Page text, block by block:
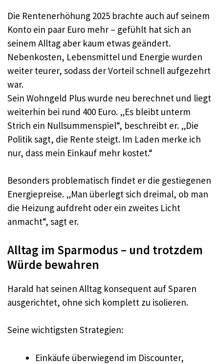
Die Rentenerhöhung 2025 brachte auch auf seinem
Konto ein paar Euro mehr – gefühlt hat sich an
seinem Alltag aber kaum etwas geändert.
Nebenkosten, Lebensmittel und Energie wurden
weiter teurer, sodass der Vorteil schnell aufgezehrt
war.
Sein Wohngeld Plus wurde neu berechnet und liegt
weiterhin bei rund 400 Euro. „Es bleibt unterm
Strich ein Nullsummenspiel“, beschreibt er. „Die
Politik sagt, die Rente steigt. Im Laden merke ich
nur, dass mein Einkauf mehr kostet.“
Besonders problematisch findet er die gestiegenen
Energiepreise. „Man überlegt sich dreimal, ob man
die Heizung aufdreht oder ein zweites Licht
anmacht“, sagt er.
Alltag im Sparmodus – und trotzdem
Würde bewahren
Harald hat seinen Alltag konsequent auf Sparen
ausgerichtet, ohne sich komplett zu isolieren.
Seine wichtigsten Strategien:
Einkäufe überwiegend im Discounter,